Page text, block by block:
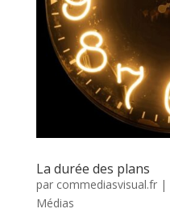
La durée des plans
par commediasvisual.fr|
Médias